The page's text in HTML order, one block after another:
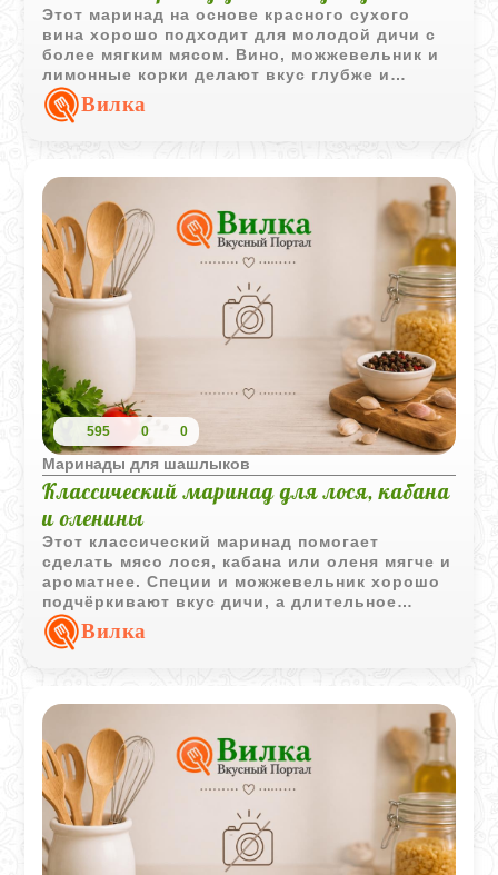
Этот маринад на основе красного сухого
вина хорошо подходит для молодой дичи с
более мягким мясом. Вино, можжевельник и
лимонные корки делают вкус глубже и
помогают сохранить сочность при жарке или
тушении.
Вилка
595 0 0
Маринады для шашлыков
Классический маринад для лося, кабана
и оленины
Этот классический маринад помогает
сделать мясо лося, кабана или оленя мягче и
ароматнее. Специи и можжевельник хорошо
подчёркивают вкус дичи, а длительное
маринование помогает убрать излишнюю
жёсткость плотного мяса.
Вилка